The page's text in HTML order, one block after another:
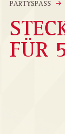
PARTYSPASS
FÜR
Bildergalerie